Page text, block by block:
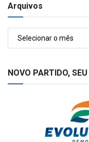
Arquivos
NOVO PARTIDO,